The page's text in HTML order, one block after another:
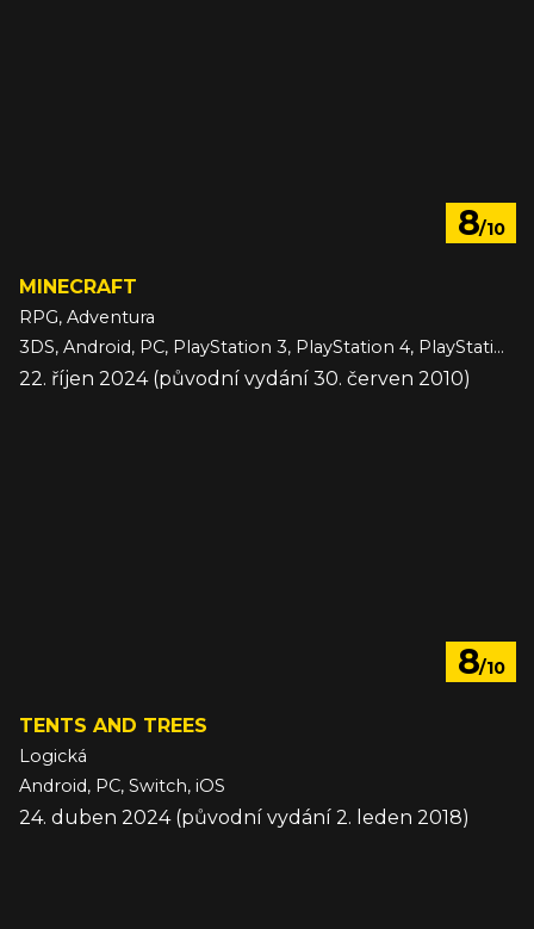
8/10
MINECRAFT
RPG, Adventura
3DS, Android, PC, PlayStation 3, PlayStation 4, PlayStation 5, Switch, Switch 2, VITA, Wii U, Xbox 360, Xbox One, Xbox Series, iOS
22. říjen 2024 (původní vydání 30. červen 2010)
8/10
TENTS AND TREES
Logická
Android, PC, Switch, iOS
24. duben 2024 (původní vydání 2. leden 2018)